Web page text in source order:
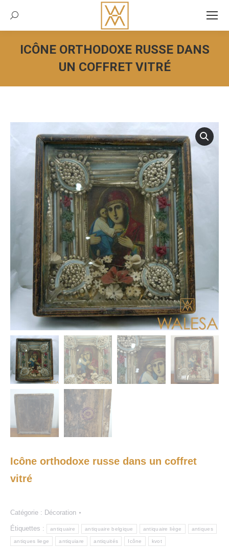
Recherche:
ICÔNE ORTHODOXE RUSSE DANS
UN COFFRET VITRÉ
Vous êtes ici :
Icône orthodoxe russe dans un coffret
vitré
Catégorie : Décoration
Étiquettes : antiquaire antiquaire belgique antiquaire liège antiques
antiques liege antiquiare antiquités Icône kvot